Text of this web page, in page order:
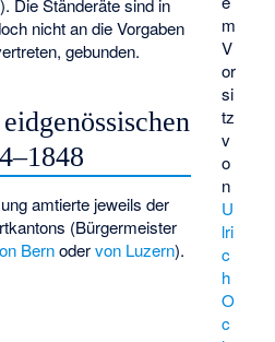
m
V
or
si
tz
v
o
n
U
lri
c
h
O
c
Die Ständeräte sind in
nicht an die Vorgaben
gebunden.
amtierte jeweils der
(Bürgermeister
Bernodervon Luzern).